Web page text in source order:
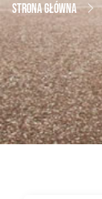
Strona Główna